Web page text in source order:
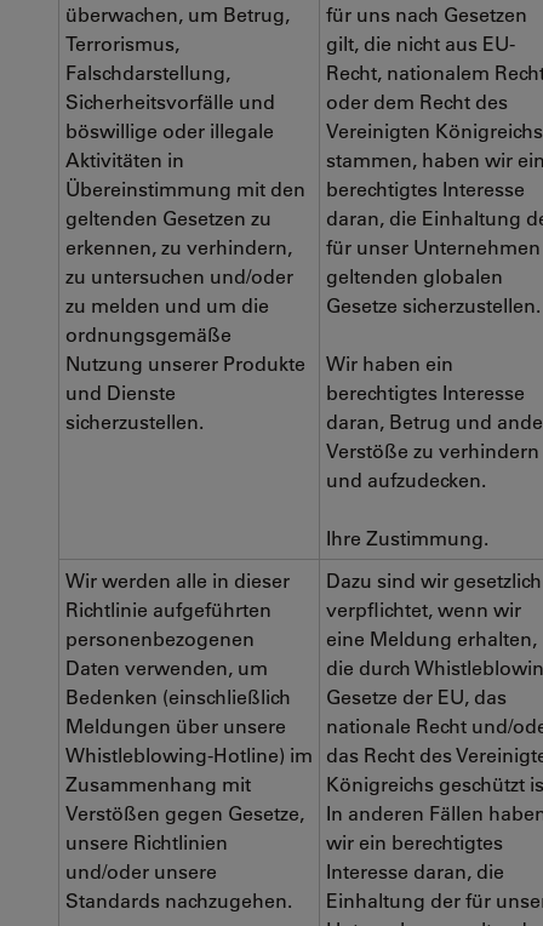
überwachen, um Betrug,
Terrorismus,
Falschdarstellung,
Sicherheitsvorfälle und
böswillige oder illegale
Aktivitäten in
Übereinstimmung mit den
geltenden Gesetzen zu
erkennen, zu verhindern,
zu untersuchen und/oder
zu melden und um die
ordnungsgemäße
Nutzung unserer Produkte
und Dienste
sicherzustellen.
für uns nach Gesetzen
gilt, die nicht aus EU-
Recht, nationalem
oder dem Recht des
Vereinigten Königreichs
stammen, haben wir
berechtigtes Interesse
daran, die Einhaltung
für unser Unternehmen
geltenden globalen
Gesetze
Wir haben ein
berechtigtes Interesse
daran, Betrug und
Verstöße zu verhindern
und aufzudecken.
Ihre Zustimmung.
Wir werden alle in dieser
Richtlinie aufgeführten
personenbezogenen
Daten verwenden, um
Bedenken (einschließlich
Meldungen über unsere
Whistleblowing-Hotline) im
Zusammenhang mit
Verstößen gegen Gesetze,
unsere Richtlinien
und/oder unsere
Standards nachzugehen.
Dazu sind wir gesetzlich
verpflichtet, wenn wir
eine Meldung erhalten,
die durch
Gesetze der EU, das
nationale Recht und/
das Recht des
Königreichs geschützt
In anderen Fällen
wir ein berechtigtes
Interesse daran, die
Einhaltung der für